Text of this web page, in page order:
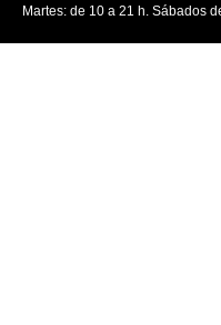
Martes: de 10 a 21 h. Sábados